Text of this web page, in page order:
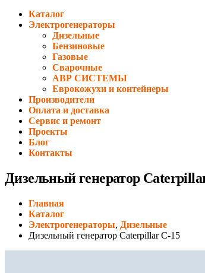
Каталог
Электрогенераторы
Дизельные
Бензиновые
Газовые
Сварочные
АВР СИСТЕМЫ
Еврокожухи и контейнеры
Производители
Оплата и доставка
Сервис и ремонт
Проекты
Блог
Контакты
Дизельный генератор
Главная
Каталог
Электрогенераторы, Дизельные
Дизельный генератор Caterpillar С-15